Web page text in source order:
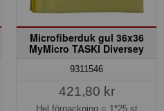
Microfiberduk gul 36x36
MyMicro TASKI Diversey
9311546
421,80 kr
Hel förpackning = 1*25 st